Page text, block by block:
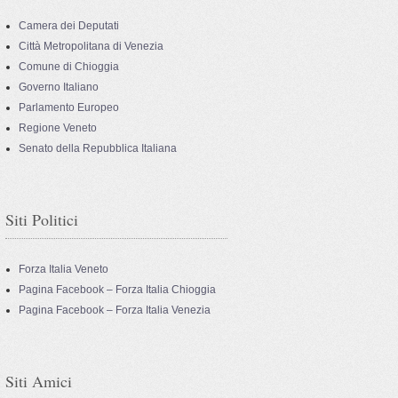
Camera dei Deputati
Città Metropolitana di Venezia
Comune di Chioggia
Governo Italiano
Parlamento Europeo
Regione Veneto
Senato della Repubblica Italiana
Siti Politici
Forza Italia Veneto
Pagina Facebook – Forza Italia Chioggia
Pagina Facebook – Forza Italia Venezia
Siti Amici